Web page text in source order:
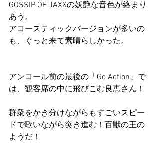
GOSSIP OF JAXXの妖艶な音色が絡まり
あう。
アコースティックバージョンが多いの
も、ぐっと来て素晴らしかった。
アンコール前の最後の「Go Action」で
は、観客席の中に飛びこむ良恵さん！
群衆をかき分けながらもすごいスピー
ドで歌いながら突き進む！百獣の王の
ようだ！